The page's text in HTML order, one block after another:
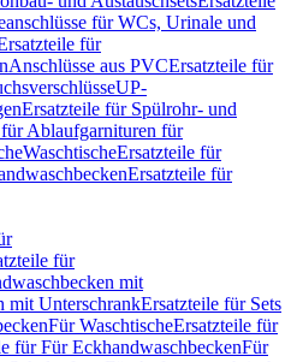
für WCs, Urinale und
für
Anschlüsse aus PVCErsatzteile für
UP-
Ersatzteile für Spülrohr- und
Ablaufgarnituren für
WaschtischeErsatzteile für
Ersatzteile für
für
mit
mit UnterschrankErsatzteile für Sets
Für WaschtischeErsatzteile für
für Für EckhandwaschbeckenFür